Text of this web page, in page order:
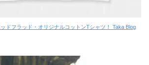
ドフラッド・オリジナルコットンTシャツ！ Taka Blog